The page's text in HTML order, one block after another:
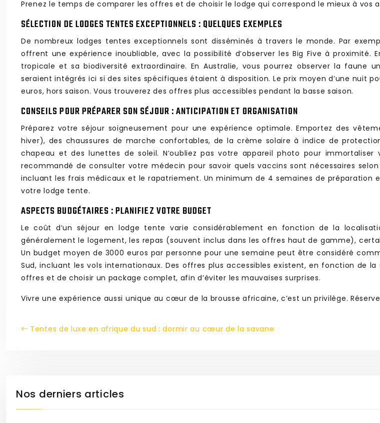
Prenez le temps de comparer les offres et de choisir le lodge qui correspond le mieux à vos
SÉLECTION DE LODGES TENTES EXCEPTIONNELS : QUELQUES EXEMPLES
De nombreux lodges tentes exceptionnels sont disséminés à travers le monde. Par
offrent une expérience inoubliable, avec la possibilité d’observer les Big Five à
tropicale et sa biodiversité extraordinaire. En Australie, vous pourrez observer la faune
seraient intégrés ici si des sites spécifiques étaient à disposition. Le prix moyen d’une nuit
euros, hors saison. Vous trouverez des offres plus accessibles pendant la basse saison.
CONSEILS POUR PRÉPARER SON SÉJOUR : ANTICIPATION ET ORGANISATION
Préparez votre séjour soigneusement pour une expérience optimale. Emportez des
hiver), des chaussures de marche confortables, de la crème solaire à indice de
chapeau et des lunettes de soleil. N’oubliez pas votre appareil photo pour
recommandé de consulter votre médecin pour savoir quels vaccins sont nécessaires
incluant les frais médicaux et le rapatriement. Un minimum de 4 semaines de préparation
votre lodge tente.
ASPECTS BUDGÉTAIRES : PLANIFIEZ VOTRE BUDGET
Le coût d’un séjour en lodge tente varie considérablement en fonction de la
généralement le logement, les repas (souvent inclus dans les offres haut de gamme),
Un budget moyen de 3000 euros par personne pour une semaine peut être considéré
Sud, incluant les vols internationaux. Des offres plus accessibles existent, en fonction de
offres et de choisir un package complet, afin d’éviter les mauvaises surprises.
Vivre une expérience aussi unique au cœur de la brousse africaine, c’est un privilège.
Tentes de luxe en afrique du sud : dormir au cœur de la savane
Nos derniers articles